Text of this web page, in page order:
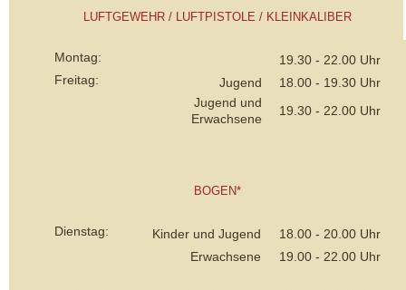
LUFTGEWEHR / LUFTPISTOLE / KLEINKALIBER
Montag:
19.30 - 22.00 Uhr
Freitag:
Jugend
18.00 - 19.30 Uhr
Jugend und
Erwachsene
19.30 - 22.00 Uhr
BOGEN*
Dienstag: Kinder und Jugend
18.00 - 20.00 Uhr
Erwachsene
19.00 - 22.00 Uhr